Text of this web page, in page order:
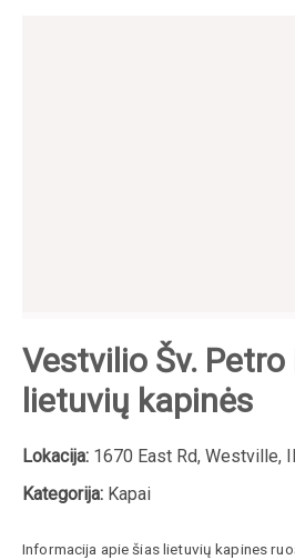
Vestvilio Šv. Petro
lietuvių kapinės
Lokacija: 1670 East Rd, Westville,
Kategorija: Kapai
Informacija apie šias lietuvių kapines